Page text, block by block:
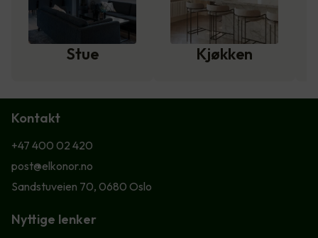
Stue Kjøkken
Kontakt
+47 400 02 420
post@elkonor.no
Sandstuveien 70, 0680 Oslo
Nyttige lenker